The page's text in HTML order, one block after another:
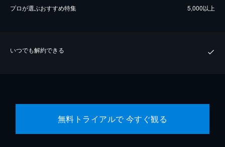
プロが選ぶおすすめ特集 5,000以上
いつでも解約できる
無料トライアルで 今すぐ観る